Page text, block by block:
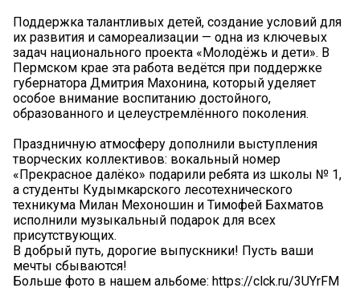
Поддержка талантливых детей, создание условий для
их развития и самореализации — одна из ключевых
задач национального проекта «Молодёжь и дети». В
Пермском крае эта работа ведётся при поддержке
губернатора Дмитрия Махонина, который уделяет
особое внимание воспитанию достойного,
образованного и целеустремлённого поколения.
Праздничную атмосферу дополнили выступления
творческих коллективов: вокальный номер
«Прекрасное далёко» подарили ребята из школы № 1,
а студенты Кудымкарского лесотехнического
техникума Милан Мехоношин и Тимофей Бахматов
исполнили музыкальный подарок для всех
присутствующих.
В добрый путь, дорогие выпускники! Пусть ваши
мечты сбываются!
Больше фото в нашем альбоме: https://clck.ru/3UYrFM